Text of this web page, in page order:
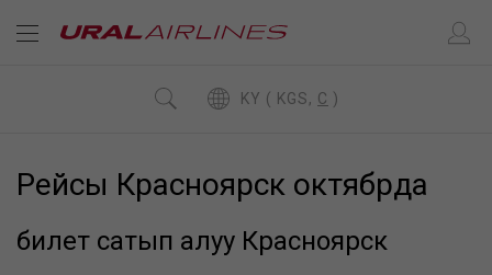
KY ( KGS, C )
Рейсы Красноярск октябрда
билет сатып алуу Красноярск